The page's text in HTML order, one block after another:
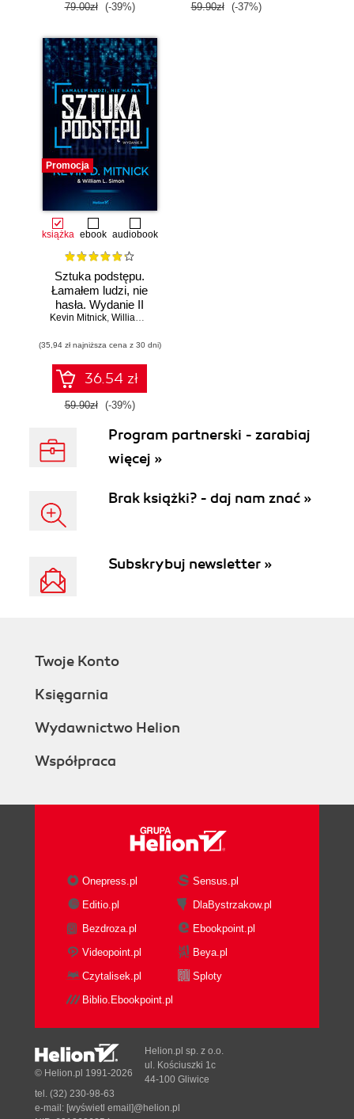
79.00zł (-39%) 59.90zł (-37%)
Promocja
książka ebook audiobook
Sztuka podstępu.
Łamałem ludzi, nie
hasła. Wydanie II
Kevin Mitnick, William L. Simon
(35,94 zł najniższa cena z 30 dni)
36.54 zł
59.90zł (-39%)
Program partnerski - zarabiaj
więcej »
Brak książki? - daj nam znać »
Subskrybuj newsletter »
Twoje Konto
Księgarnia
Wydawnictwo Helion
Współpraca
Onepress.pl
Sensus.pl
Editio.pl
DlaBystrzakow.pl
Bezdroza.pl
Ebookpoint.pl
Videopoint.pl
Beya.pl
Czytalisek.pl
Sploty
Biblio.Ebookpoint.pl
© Helion.pl 1991-2026
Helion.pl sp. z o.o.
ul. Kościuszki 1c
44-100 Gliwice
tel. (32) 230-98-63
e-mail: [wyświetl email]@helion.pl